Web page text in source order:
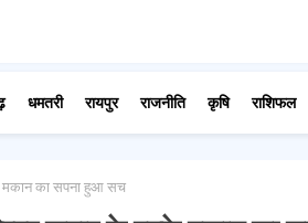
धमतरी रायपुर राजनीति कृषि राशिफल
मकान का सपना हुआ सच